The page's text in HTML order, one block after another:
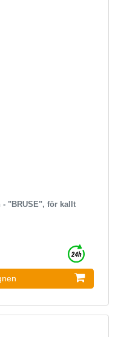
- "BRUSE", för kallt